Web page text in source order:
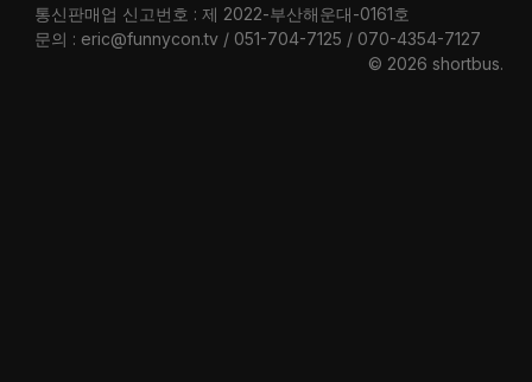
통신판매업 신고번호 : 제 2022-부산해운대-0161호
문의 : eric@funnycon.tv / 051-704-7125 / 070-4354-7127
© 2026 shortbus.